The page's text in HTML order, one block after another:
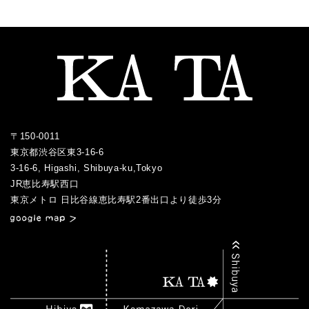
2022.01
2021.02
2021.01
2020.01
2019.01
2018.06
2018.04
2018.03
2017.07
2017.06
2017.05
2017.04
2017.01
2016.04
2016.03
2016.02
2015.08
2015.07
〒150-0011
東京都渋谷区東3-16-6
3-16-6, Higashi, Shibuya-ku,Tokyo
JR恵比寿駅西口
／
東京メトロ 日比谷線恵比寿駅2番出口より徒歩3分